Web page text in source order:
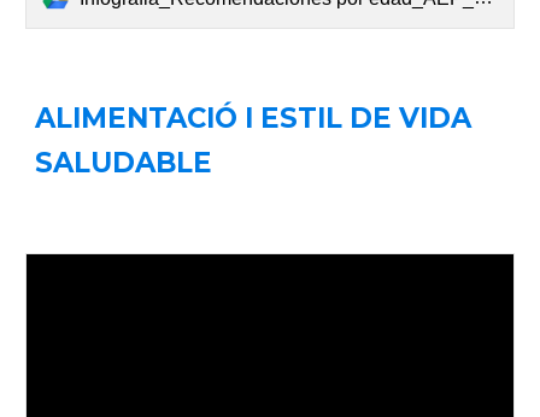
ALIMENTACIÓ I ESTIL DE VIDA
SALUDABLE